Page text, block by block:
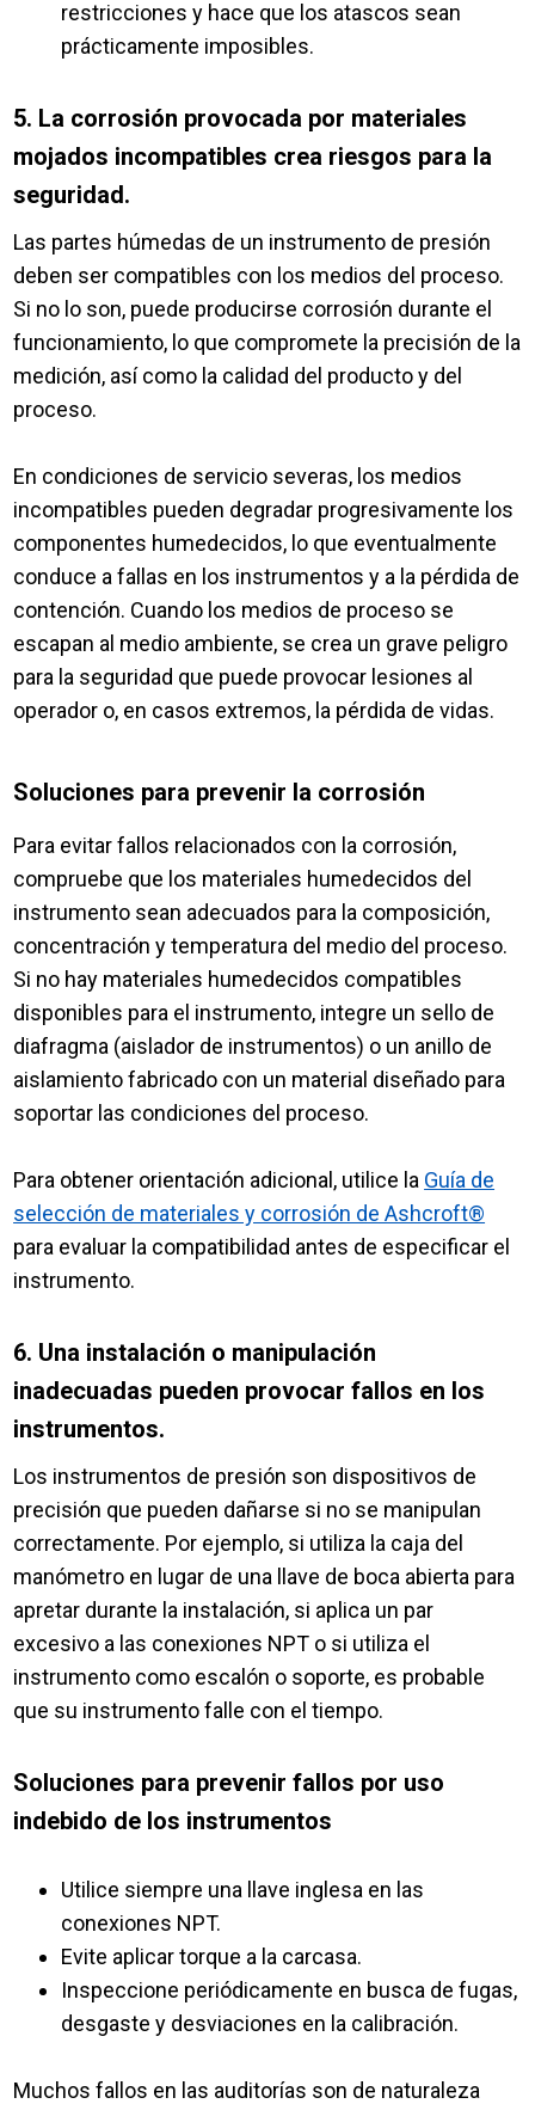
restricciones y hace que los atascos sean
prácticamente imposibles.
5. La corrosión provocada por materiales
mojados incompatibles crea riesgos para la
seguridad.
Las partes húmedas de un instrumento de presión
deben ser compatibles con los medios del proceso.
Si no lo son, puede producirse corrosión durante el
funcionamiento, lo que compromete la precisión de la
medición, así como la calidad del producto y del
proceso.
En condiciones de servicio severas, los medios
incompatibles pueden degradar progresivamente los
componentes humedecidos, lo que eventualmente
conduce a fallas en los instrumentos y a la pérdida de
contención. Cuando los medios de proceso se
escapan al medio ambiente, se crea un grave peligro
para la seguridad que puede provocar lesiones al
operador o, en casos extremos, la pérdida de vidas.
Soluciones para prevenir la corrosión
Para evitar fallos relacionados con la corrosión,
compruebe que los materiales humedecidos del
instrumento sean adecuados para la composición,
concentración y temperatura del medio del proceso.
Si no hay materiales humedecidos compatibles
disponibles para el instrumento, integre un sello de
diafragma (aislador de instrumentos) o un anillo de
aislamiento fabricado con un material diseñado para
soportar las condiciones del proceso.
Para obtener orientación adicional, utilice la Guía de
selección de materiales y corrosión de Ashcroft®
para evaluar la compatibilidad antes de especificar el
instrumento.
6. Una instalación o manipulación
inadecuadas pueden provocar fallos en los
instrumentos.
Los instrumentos de presión son dispositivos de
precisión que pueden dañarse si no se manipulan
correctamente. Por ejemplo, si utiliza la caja del
manómetro en lugar de una llave de boca abierta para
apretar durante la instalación, si aplica un par
excesivo a las conexiones NPT o si utiliza el
instrumento como escalón o soporte, es probable
que su instrumento falle con el tiempo.
Soluciones para prevenir fallos por uso
indebido de los instrumentos
Utilice siempre una llave inglesa en las
conexiones NPT.
Evite aplicar torque a la carcasa.
Inspeccione periódicamente en busca de fugas,
desgaste y desviaciones en la calibración.
Muchos fallos en las auditorías son de naturaleza